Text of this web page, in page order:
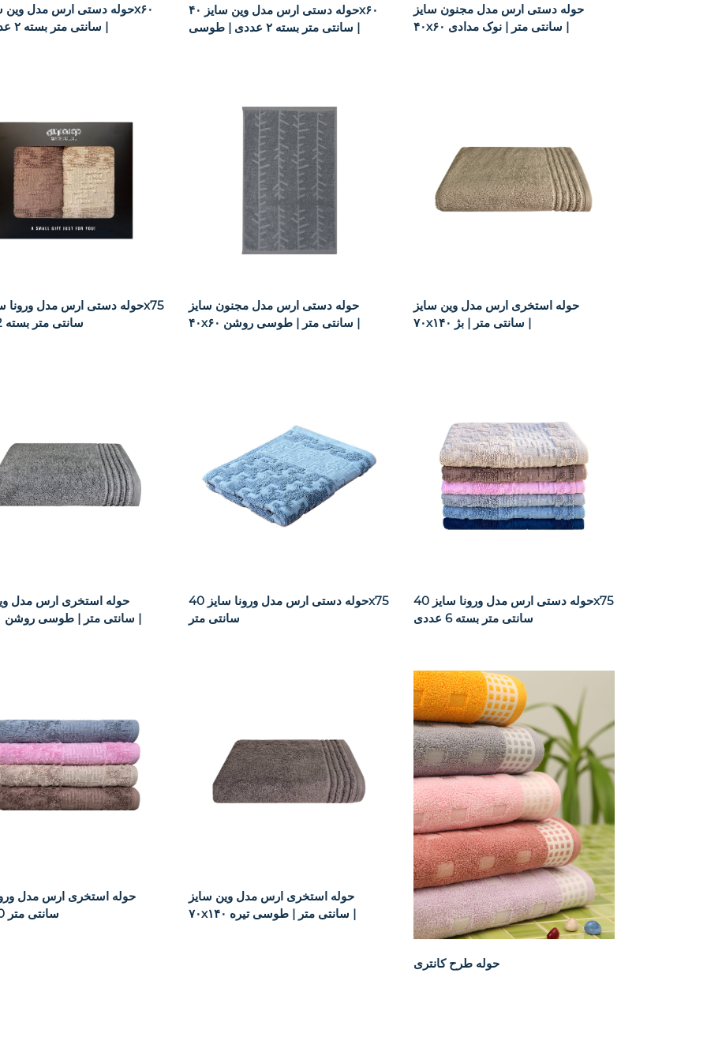
سانتی متر بسته ۲ عددی | بژ |
حوله دستی ارس مدل وین سایز ۴۰x۶۰
سانتی متر بسته ۲ عددی | طوسی |
حوله دستی ارس مدل مجنون سایز
۴۰x۶۰ سانتی متر | نوک مدادی |
سانتی متر بسته 2 عددی
حوله دستی ارس مدل مجنون سایز
۴۰x۶۰ سانتی متر | طوسی روشن |
حوله استخری ارس مدل وین سایز
۷۰x۱۴۰ سانتی متر | بژ |
حوله استخری ارس مدل
۷۰x۱۴۰ سانتی متر | طوسی روشن |
حوله دستی ارس مدل ورونا سایز 40x75
سانتی متر
حوله دستی ارس مدل ورونا سایز 40x75
سانتی متر بسته 6 عددی
حوله استخری ارس مدل
70x140 سانتی متر
حوله استخری ارس مدل وین سایز
۷۰x۱۴۰ سانتی متر | طوسی تیره |
حوله طرح کانتری